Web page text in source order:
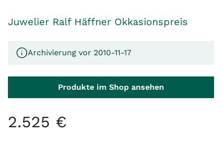
Juwelier Ralf Häffner Okkasionspreis
Archivierung vor 2010-11-17
Produkte im Shop ansehen
2.525 €